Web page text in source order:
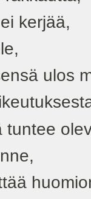
kerjää,
ulos
tuntee